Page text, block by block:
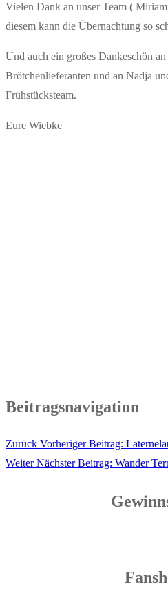
Vielen Dank an unser Team (
diesem kann die Übernachtung so
Und auch ein großes Dankeschön an
Brötchenlieferanten und an Nadja
Frühstücksteam.
Eure Wiebke
Beitragsnavigation
Zurück Vorheriger Beitrag:
Weiter Nächster Beitrag: Wander